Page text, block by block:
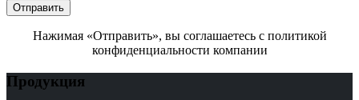
Отправить
Нажимая «Отправить», вы соглашаетесь с политикой
конфиденциальности компании
Продукция